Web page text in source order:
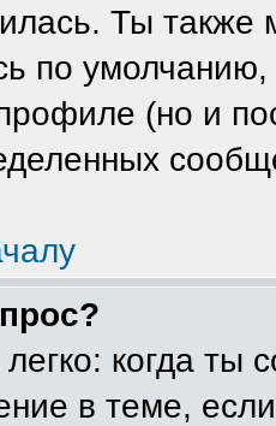
Ты
по
(но и
когда ты
в теме,